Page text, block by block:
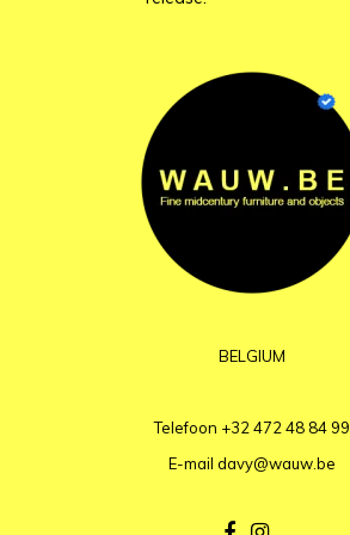
BELGIUM
Telefoon +32 472 48 84 99
E-mail davy@wauw.be